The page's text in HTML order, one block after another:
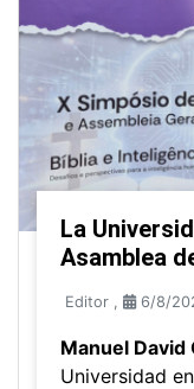
La
Asamblea
Editor , 6/8/
Manuel David
Universidad